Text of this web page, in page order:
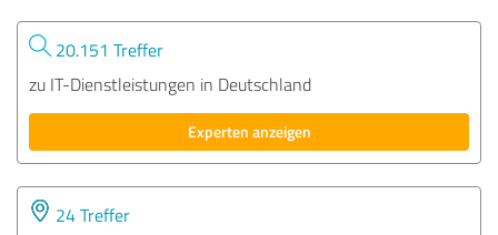
20.151 Treffer
zu IT-Dienstleistungen in Deutschland
Experten anzeigen
24 Treffer